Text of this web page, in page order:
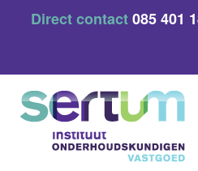
Direct contact085 401